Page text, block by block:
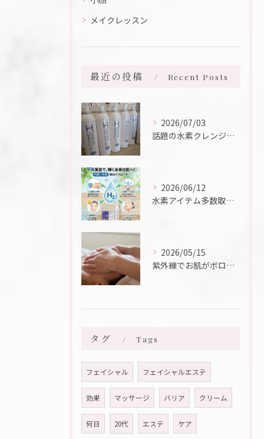
メイクレッスン
最近の投稿 Recent Posts
2026/07/03
話題の水素クレンジング入荷しました☆彡
2026/06/12
水素アイテム多数取り扱っております♪
2026/05/15
紫外線でお肌がボロボロに・・・💦
タグ Tags
フェイシャル フェイシャルエステ
効果 マッサージ バリア クリーム
何日 20代 エステ ケア